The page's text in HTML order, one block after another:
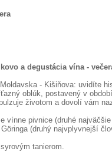
a degustácia vína -
- Kišiňova: uvidíte
oblúk, postavený v
životom a dovolí vám
vínne pivnice (druhé
(druhý najvplyvnejší
tanierom.